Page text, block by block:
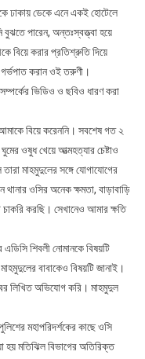
ঢাকায় ডেকে এনে একই হোটেলে
পারেন, অন্তঃস্বত্ত্বা হয়ে
বিয়ে করার প্রতিশ্রুতি দিয়ে
গর্ভপাত করান ওই তরুণী।
ভিডিও ও ছবিও ধারণ করা
বিয়ে করেননি। সবশেষ গত ২
ওষুধ খেয়ে আত্মহত্যার চেষ্টাও
মাহমুদুলের সঙ্গে যোগাযোগের
থানার ওসির অনেক ক্ষমতা, বাড়াবাড়ি
করছি। সেখানেও আমার ক্ষতি
শিবলী নোমানকে বিষয়টি
বাবাকেও বিষয়টি জানাই।
লিখিত অভিযোগ করি। মাহমুদুল
মহাপরিদর্শকের কাছে ওসি
হয় মতিঝিল বিভাগের অতিরিক্ত